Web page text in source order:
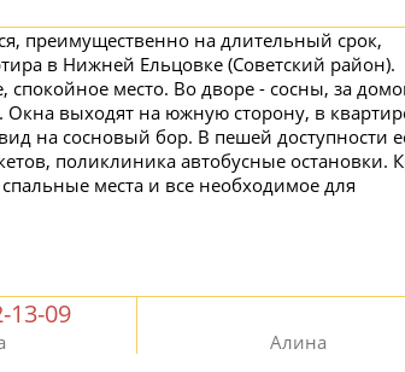
преимущественно на длительный срок,
в Нижней Ельцовке (Советский район).
спокойное место. Во дворе - сосны, за
Окна выходят на южную сторону, в
на сосновый бор. В пешей доступности
поликлиника автобусные остановки.
спальные места и все необходимое для
13-09
Алина